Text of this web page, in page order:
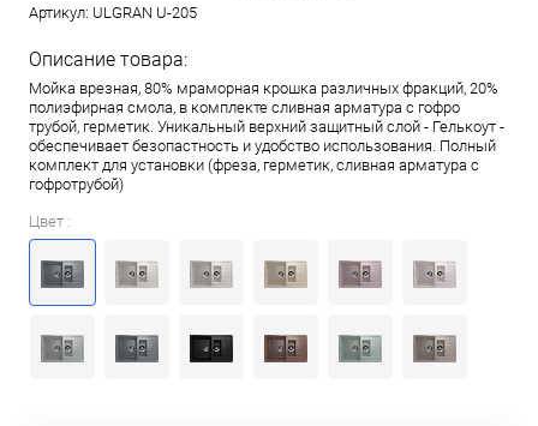
Артикул: ULGRAN U-205
Описание товара:
Мойка врезная, 80% мраморная крошка различных фракций, 20%
полиэфирная смола, в комплекте сливная арматура c гофро
трубой, герметик. Уникальный верхний защитный слой - Гелькоут -
обеспечивает безопастность и удобство использования. Полный
комплект для установки (фреза, герметик, сливная арматура с
гофротрубой)
Цвет :